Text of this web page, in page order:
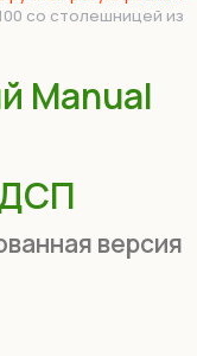
со столешницей из
Manual
версия